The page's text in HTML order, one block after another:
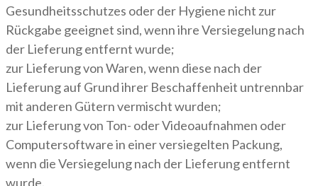
Gesundheitsschutzes oder der Hygiene nicht zur
Rückgabe geeignet sind, wenn ihre Versiegelung nach
der Lieferung entfernt wurde;
zur Lieferung von Waren, wenn diese nach der
Lieferung auf Grund ihrer Beschaffenheit untrennbar
mit anderen Gütern vermischt wurden;
zur Lieferung von Ton- oder Videoaufnahmen oder
Computersoftware in einer versiegelten Packung,
wenn die Versiegelung nach der Lieferung entfernt
wurde.